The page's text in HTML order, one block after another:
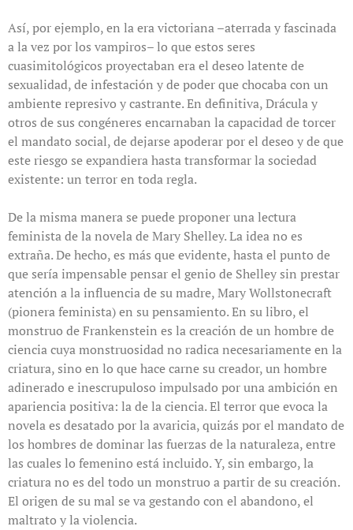
Así, por ejemplo, en la era victoriana –aterrada y fascinada
a la vez por los vampiros– lo que estos seres
cuasimitológicos proyectaban era el deseo latente de
sexualidad, de infestación y de poder que chocaba con un
ambiente represivo y castrante. En definitiva, Drácula y
otros de sus congéneres encarnaban la capacidad de torcer
el mandato social, de dejarse apoderar por el deseo y de que
este riesgo se expandiera hasta transformar la sociedad
existente: un terror en toda regla.
De la misma manera se puede proponer una lectura
feminista de la novela de Mary Shelley. La idea no es
extraña. De hecho, es más que evidente, hasta el punto de
que sería impensable pensar el genio de Shelley sin prestar
atención a la influencia de su madre, Mary Wollstonecraft
(pionera feminista) en su pensamiento. En su libro, el
monstruo de Frankenstein es la creación de un hombre de
ciencia cuya monstruosidad no radica necesariamente en la
criatura, sino en lo que hace carne su creador, un hombre
adinerado e inescrupuloso impulsado por una ambición en
apariencia positiva: la de la ciencia. El terror que evoca la
novela es desatado por la avaricia, quizás por el mandato de
los hombres de dominar las fuerzas de la naturaleza, entre
las cuales lo femenino está incluido. Y, sin embargo, la
criatura no es del todo un monstruo a partir de su creación.
El origen de su mal se va gestando con el abandono, el
maltrato y la violencia.